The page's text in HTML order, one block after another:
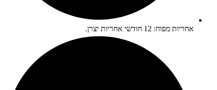
אחריות מפוח: 12 חודשי אחריות יצרן.